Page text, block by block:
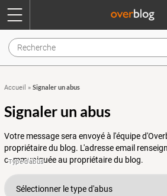
Accueil » Signaler un abus
Signaler un abus
Votre message sera envoyé à l'équipe
propriétaire du blog. L'adresse email
communiquée au propriétaire du blog.